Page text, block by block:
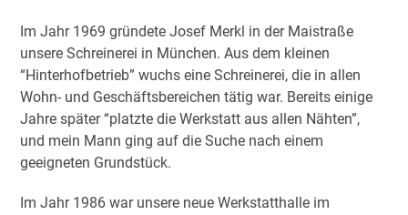
Im Jahr 1969 gründete Josef Merkl in der Maistraße
unsere Schreinerei in München. Aus dem kleinen
“Hinterhofbetrieb” wuchs eine Schreinerei, die in allen
Wohn- und Geschäftsbereichen tätig war. Bereits einige
Jahre später “platzte die Werkstatt aus allen Nähten”,
und mein Mann ging auf die Suche nach einem
geeigneten Grundstück.
Im Jahr 1986 war unsere neue Werkstatthalle im